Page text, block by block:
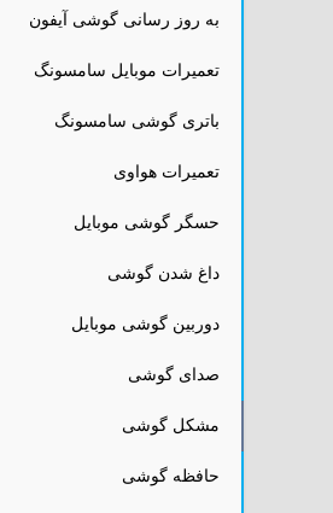
به روز رسانی گوشی آیفون
تعمیرات موبایل سامسونگ
باتری گوشی سامسونگ
تعمیرات هواوی
حسگر گوشی موبایل
داغ شدن گوشی
دوربین گوشی موبایل
صدای گوشی
مشکل گوشی
حافظه گوشی